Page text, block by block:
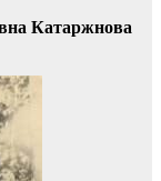
Катаржнова